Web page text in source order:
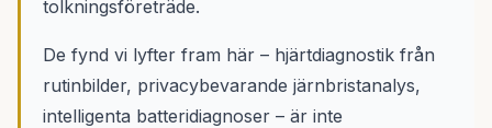
tolkningsföreträde.
De fynd vi lyfter fram här – hjärtdiagnostik från
rutinbilder, privacybevarande järnbristanalys,
intelligenta batteridiagnoser – är inte